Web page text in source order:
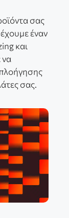
σας
έναν
και
να
σας.